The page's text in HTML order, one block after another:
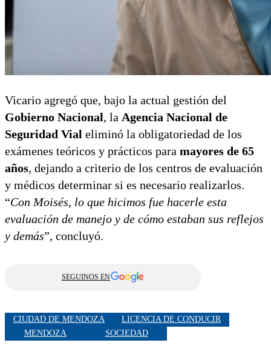
Vicario agregó que, bajo la actual gestión del
Gobierno Nacional, la Agencia Nacional de
Seguridad Vial eliminó la obligatoriedad de los
exámenes teóricos y prácticos para mayores de 65
años, dejando a criterio de los centros de evaluación
y médicos determinar si es necesario realizarlos.
“Con Moisés, lo que hicimos fue hacerle esta
evaluación de manejo y de cómo estaban sus reflejos
y demás”, concluyó.
SEGUINOS EN
CIUDAD DE MENDOZA
LICENCIA DE CONDUCIR
MENDOZA
SOCIEDAD